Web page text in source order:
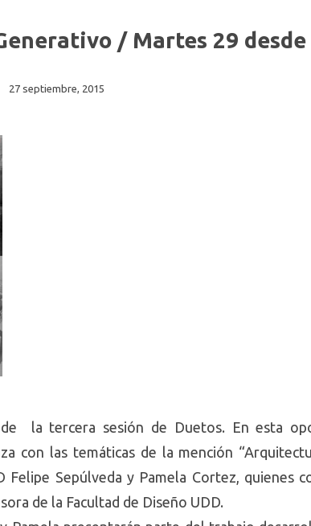
/ Martes 29 desde
27 septiembre, 2015
la tercera sesión de Duetos. En esta
con las temáticas de la mención
Felipe Sepúlveda y Pamela Cortez, quienes
de la Facultad de Diseño UDD.